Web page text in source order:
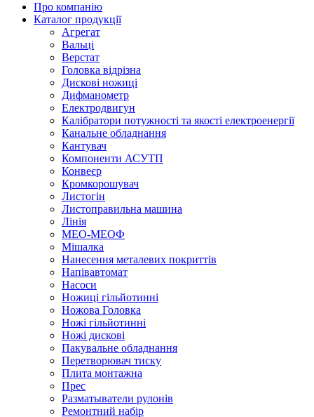
Про компанію
Каталог продукції
Агрегат
Вальці
Верстат
Головка відрізна
Дискові ножиці
Дифманометр
Електродвигун
Калібратори потужності та якості електроенергії
Канальне обладнання
Кантувач
Компоненти АСУТП
Конвеєр
Кромкорошувач
Листогін
Листоправильна машина
Лінія
МЕО-МЕОФ
Мішалка
Нанесення металевих покриттів
Напівавтомат
Насоси
Ножиці гільйотинні
Ножова Головка
Ножі гільйотинні
Ножі дискові
Пакувальне обладнання
Перетворювач тиску
Плита монтажна
Прес
Разматыватели рулонів
Ремонтний набір